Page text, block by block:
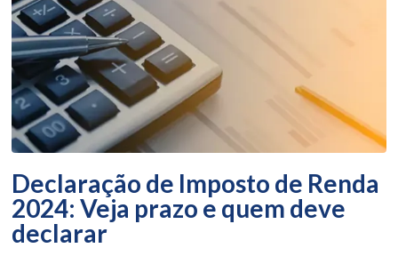
Declaração de Imposto de Renda
2024: Veja prazo e quem deve
declarar